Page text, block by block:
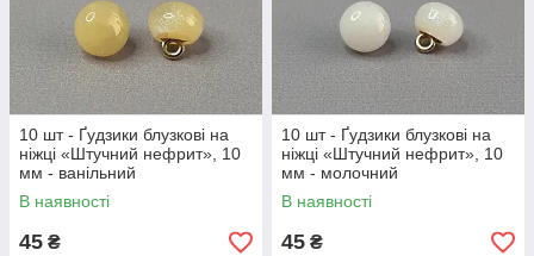
10 шт - Ґудзики блузкові на
ніжці «Штучний нефрит», 10
мм - ванільний
В наявності
45 ₴
10 шт - Ґудзики блузкові на
ніжці «Штучний нефрит», 10
мм - молочний
В наявності
45 ₴